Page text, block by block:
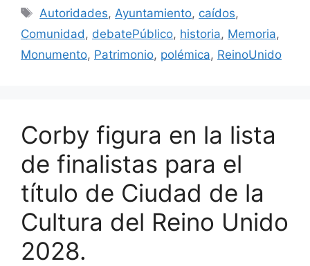
Etiquetas
Autoridades, Ayuntamiento, caídos,
Comunidad , debatePúblico, historia, Memoria,
Monumento, Patrimonio, polémica, ReinoUnido
Corby figura en la lista
de finalistas para el
título de Ciudad de la
Cultura del Reino Unido
2028.